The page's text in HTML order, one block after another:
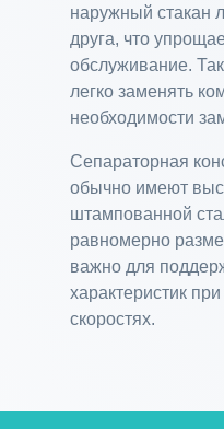
наружный стакан
друга, что
обслуживание.
легко заменять
необходимости
Сепараторная
обычно имеют
штампованной
равномерно
важно для
характеристик
скоростях.